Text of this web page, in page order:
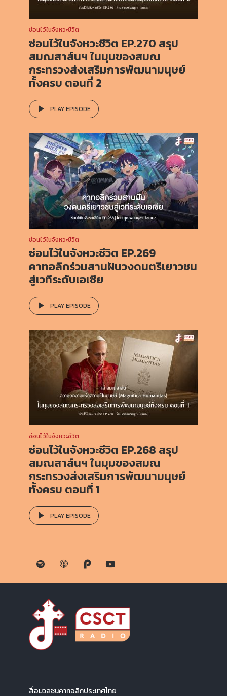
ซ่อนไว้ในจังหวะชีวิต
ซ่อนไว้ในจังหวะชีวิต EP.270 สรุป
สมณสาส์นฯ ในมุมของสมณ
กระทรวงส่งเสริมการพัฒนามนุษย์
ทั้งครบ ตอนที่ 2
PLAY EPISODE
ซ่อนไว้ในจังหวะชีวิต
ซ่อนไว้ในจังหวะชีวิต EP.269
คาทอลิกร่วมสานฝันวงดนตรีเยาวชน
สู่เวทีระดับเอเซีย
PLAY EPISODE
ซ่อนไว้ในจังหวะชีวิต
ซ่อนไว้ในจังหวะชีวิต EP.268 สรุป
สมณสาส์นฯ ในมุมของสมณ
กระทรวงส่งเสริมการพัฒนามนุษย์
ทั้งครบ ตอนที่ 1
PLAY EPISODE
สื่อมวลชนคาทอลิกประเทศไทย